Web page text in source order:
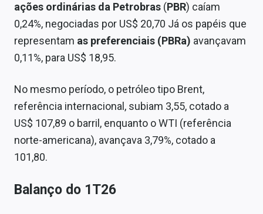
ações ordinárias da Petrobras (PBR) caíam
0,24%, negociadas por US$ 20,70 Já os papéis que
representam as preferenciais (PBRa) avançavam
0,11%, para US$ 18,95.
No mesmo período, o petróleo tipo Brent,
referência internacional, subiam 3,55, cotado a
US$ 107,89 o barril, enquanto o WTI (referência
norte-americana), avançava 3,79%, cotado a
101,80.
Balanço do 1T26